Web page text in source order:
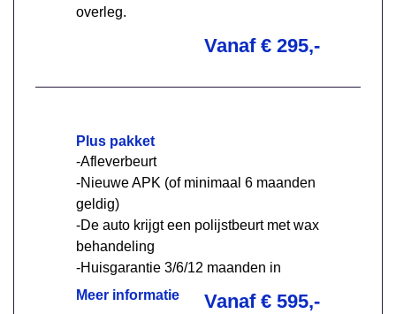
overleg.
Vanaf € 295,-
Plus pakket
-Afleverbeurt
-Nieuwe APK (of minimaal 6 maanden
geldig)
-De auto krijgt een polijstbeurt met wax
behandeling
-Huisgarantie 3/6/12 maanden in
overleg
Meer informatie Vanaf € 595,-